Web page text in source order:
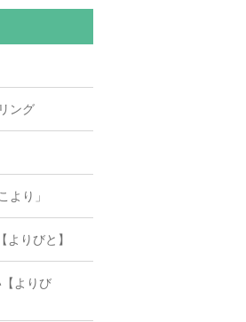
ング
より」
りびと】
よりび